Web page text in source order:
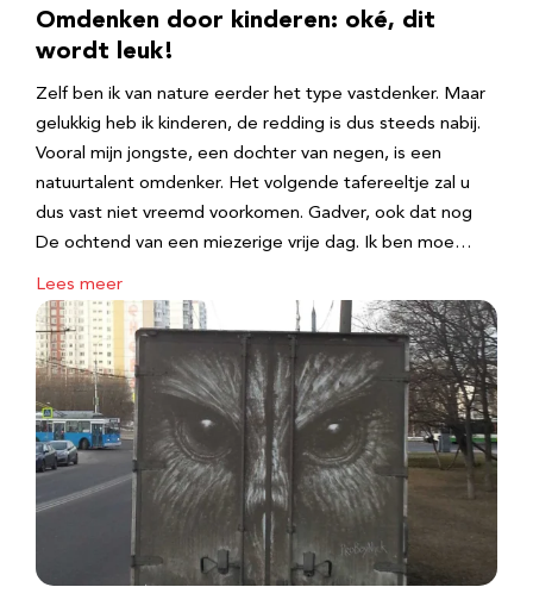
Omdenken door kinderen: oké, dit
wordt leuk!
Zelf ben ik van nature eerder het type vastdenker. Maar
gelukkig heb ik kinderen, de redding is dus steeds nabij.
Vooral mijn jongste, een dochter van negen, is een
natuurtalent omdenker. Het volgende tafereeltje zal u
dus vast niet vreemd voorkomen. Gadver, ook dat nog
De ochtend van een miezerige vrije dag. Ik ben moe…
Lees meer